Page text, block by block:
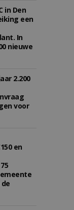
in Den
een
In
nieuwe
2.200
voor
en